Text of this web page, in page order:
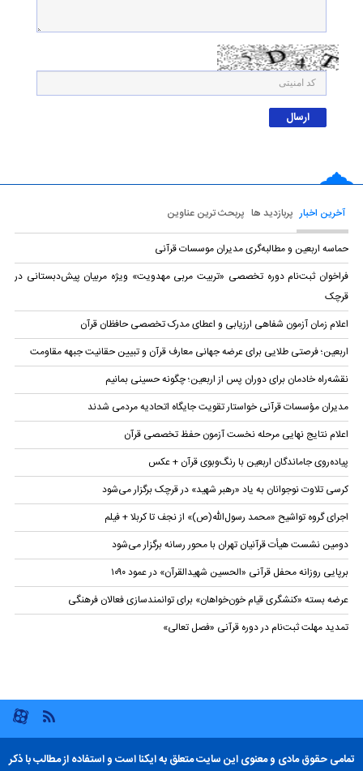
آخرین اخبار پربازدید ها پربحث ترین عناوین
حماسه اربعین و مطالبه‌گری مدیران موسسات قرآنی
فراخوان ثبت‌نام دوره تخصصی «تربیت مربی مهدویت» ویژه مربیان پیش‌دبستانی در
قرچک
اعلام زمان آزمون شفاهی ارزیابی و اعطای مدرک تخصصی حافظان قرآن
اربعین؛ فرصتی طلایی برای عرضه جهانی معارف قرآن و تبیین حقانیت جبهه مقاومت
نقشه‌راه خادمان برای دوران پس از اربعین؛ چگونه حسینی بمانیم
مدیران مؤسسات قرآنی خواستار تقویت جایگاه اتحادیه‌ مردمی شدند
اعلام نتایج نهایی مرحله نخست آزمون حفظ تخصصی قرآن
پیاده‌روی جاماندگان اربعین با رنگ‌وبوی قرآن + عکس
کرسی تلاوت نوجوانان به یاد «رهبر شهید» در قرچک برگزار می‌شود
اجرای گروه تواشیح «محمد رسول‌الله(ص)» از نجف تا کربلا + فیلم
دومین نشست هیأت قرآنیان تهران با محور رسانه برگزار می‌شود
برپایی روزانه محفل قرآنی «الحسین شهیدالقرآن» در عمود ۱۰۹۰
عرضه بسته «کنشگری قیام خون‌خواهان» برای توانمندسازی فعالان فرهنگی
تمدید مهلت ثبت‌نام در دوره قرآنی «فصل تعالی»
تمامی حقوق مادی و معنوی این سایت متعلق به ایکنا است و استفاده از مطالب با ذکر